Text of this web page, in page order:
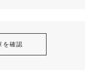
を確認